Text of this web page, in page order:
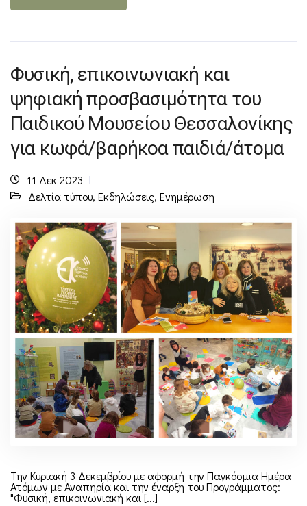
Φυσική, επικοινωνιακή και
ψηφιακή προσβασιμότητα του
Παιδικού Μουσείου Θεσσαλονίκης
για κωφά/βαρήκοα παιδιά/άτομα
11 Δεκ 2023
Δελτία τύπου, Εκδηλώσεις, Ενημέρωση
Την Κυριακή 3 Δεκεμβρίου με αφορμή την Παγκόσμια Ημέρα
Ατόμων με Αναπηρία και την έναρξη του Προγράμματος:
"Φυσική, επικοινωνιακή και [...]